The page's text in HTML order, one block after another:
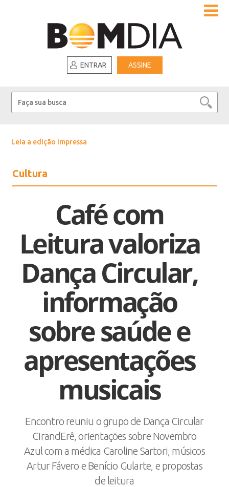
ENTRAR ASSINE
Leia a edição impressa
Cultura
Café com
Leitura valoriza
Dança Circular,
informação
sobre saúde e
apresentações
musicais
Encontro reuniu o grupo de Dança Circular
CirandErê, orientações sobre Novembro
Azul com a médica Caroline Sartori, músicos
Artur Fávero e Benício Gularte, e propostas
de leitura